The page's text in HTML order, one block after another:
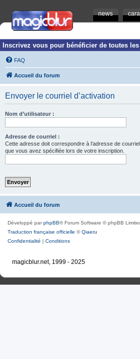
news
Inscrivez vous pour bénéficier de toutes
FAQ
Accueil du forum
Envoyer le courriel d’activation
Nom d’utilisateur :
Adresse de courriel :
Cette adresse doit correspondre à l’adresse de
que vous avez spécifiée lors de votre inscription.
Accueil du forum
Développé parphpBB® Forum Software © phpBB
Traduction française officielle ©Qiaeru
Confidentialité | Conditions
magicblur.net, 1999 - 2025